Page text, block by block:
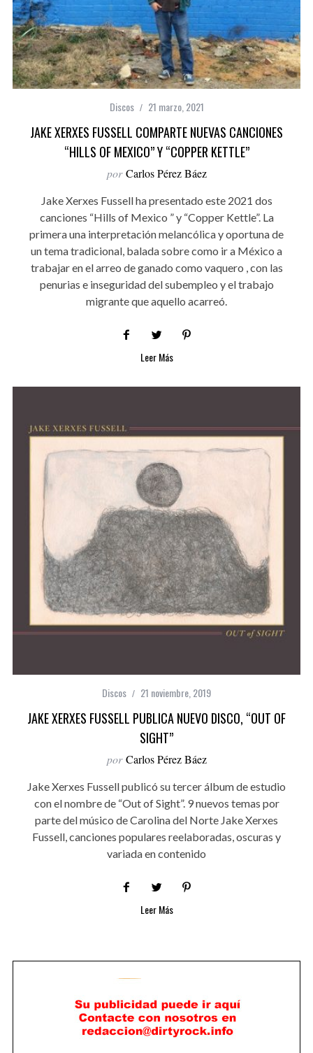
Discos 21 marzo, 2021
JAKE XERXES FUSSELL COMPARTE NUEVAS CANCIONES
“HILLS OF MEXICO” Y “COPPER KETTLE”
por Carlos Pérez Báez
Jake Xerxes Fussell ha presentado este 2021 dos
canciones “Hills of Mexico ” y “Copper Kettle”. La
primera una interpretación melancólica y oportuna de
un tema tradicional, balada sobre como ir a México a
trabajar en el arreo de ganado como vaquero , con las
penurias e inseguridad del subempleo y el trabajo
migrante que aquello acarreó.
Leer Más
Discos 21 noviembre, 2019
JAKE XERXES FUSSELL PUBLICA NUEVO DISCO, “OUT OF
SIGHT”
por Carlos Pérez Báez
Jake Xerxes Fussell publicó su tercer álbum de estudio
con el nombre de “Out of Sight”. 9 nuevos temas por
parte del músico de Carolina del Norte Jake Xerxes
Fussell, canciones populares reelaboradas, oscuras y
variada en contenido
Leer Más